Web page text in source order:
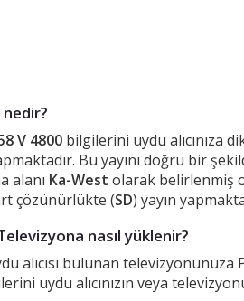
nedir?
V 4800 bilgilerini uydu alıcınıza
Bu yayını doğru bir
alanı Ka-West olarak belirlenmiş
çözünürlükte (SD) yayın
nasıl yüklenir?
alıcısı bulunan
uydu alıcınızın veya